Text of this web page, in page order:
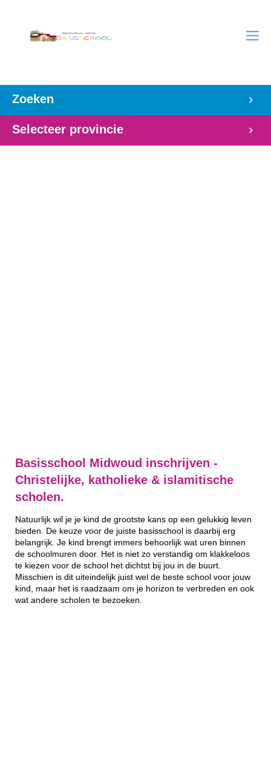
Zoeken
Selecteer provincie
Basisschool Midwoud inschrijven -
Christelijke, katholieke & islamitische
scholen.
Natuurlijk wil je je kind de grootste kans op een gelukkig leven
bieden. De keuze voor de juiste basisschool is daarbij erg
belangrijk. Je kind brengt immers behoorlijk wat uren binnen
de schoolmuren door. Het is niet zo verstandig om klakkeloos
te kiezen voor de school het dichtst bij jou in de buurt.
Misschien is dit uiteindelijk juist wel de beste school voor jouw
kind, maar het is raadzaam om je horizon te verbreden en ook
wat andere scholen te bezoeken.